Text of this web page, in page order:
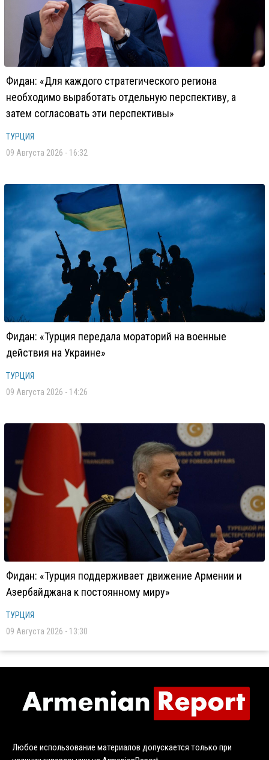
Фидан: «Для каждого стратегического региона
необходимо выработать отдельную перспективу, а
затем согласовать эти перспективы»
ТУРЦИЯ
09 Августа 2026 - 16:32
Фидан: «Турция передала мораторий на военные
действия на Украине»
ТУРЦИЯ
09 Августа 2026 - 14:26
Фидан: «Турция поддерживает движение Армении и
Азербайджана к постоянному миру»
ТУРЦИЯ
09 Августа 2026 - 13:30
Любое использование материалов допускается только при